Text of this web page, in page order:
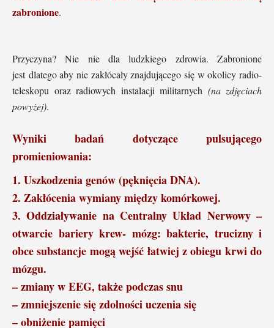
zabronione.
Przyczyna? Nie nie dla ludzkiego zdrowia. Zabronione
jest dlatego aby nie zakłócały znajdującego się w okolicy radio-
teleskopu oraz radiowych instalacji militarnych (na zdjęciach
powyżej).
Wyniki badań dotyczące pulsującego
promieniowania:
1. Uszkodzenia genów (pęknięcia DNA).
2. Zakłócenia wymiany między komórkowej.
3. Oddziaływanie na Centralny Układ Nerwowy –
otwarcie bariery krew- mózg: bakterie, trucizny i
obce substancje mogą wejść łatwiej z obiegu krwi do
mózgu.
– zmiany w EEG, także podczas snu
– zmniejszenie się zdolności uczenia się
– obniżenie pamięci